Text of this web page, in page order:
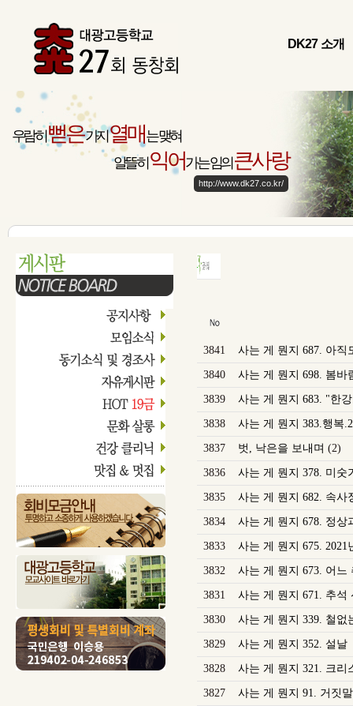
DK27 소개
우람히뻗은가지열매 는 맺혀
알뜰히익어가는 임의큰사랑
http://www.dk27.co.kr/
3841 사는 게 뭔지 687. 아직
3840 사는 게 뭔지 698. 봄바
3839 사는 게 뭔지 683. "한
3838 사는 게 뭔지 383.행복.2
3837 벗, 낙은을 보내며 (2)
3836 사는 게 뭔지 378. 미숫
3835 사는 게 뭔지 682. 속사
3834 사는 게 뭔지 678. 정상
3833 사는 게 뭔지 675. 2021
3832 사는 게 뭔지 673. 어느
3831 사는 게 뭔지 671. 추석
3830 사는 게 뭔지 339. 철없
3829 사는 게 뭔지 352. 설날
3828 사는 게 뭔지 321. 크리
3827 사는 게 뭔지 91. 거짓말